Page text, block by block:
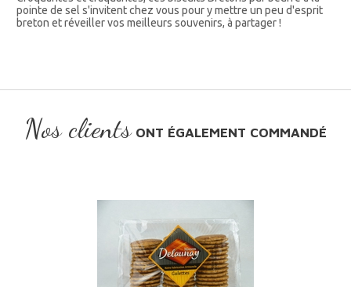
pointe de sel s'invitent chez vous pour y mettre un peu d'esprit
breton et réveiller vos meilleurs souvenirs, à partager !
Nos clientsONT ÉGALEMENT COMMANDÉ